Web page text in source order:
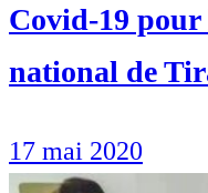
Covid-19
national de
17 mai 2020